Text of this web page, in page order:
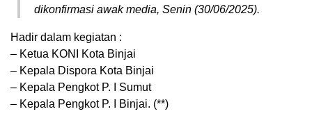
dikonfirmasi awak media, Senin (30/06/2025).
Hadir dalam kegiatan :
– Ketua KONI Kota Binjai
– Kepala Dispora Kota Binjai
– Kepala Pengkot P. I Sumut
– Kepala Pengkot P. I Binjai. (**)